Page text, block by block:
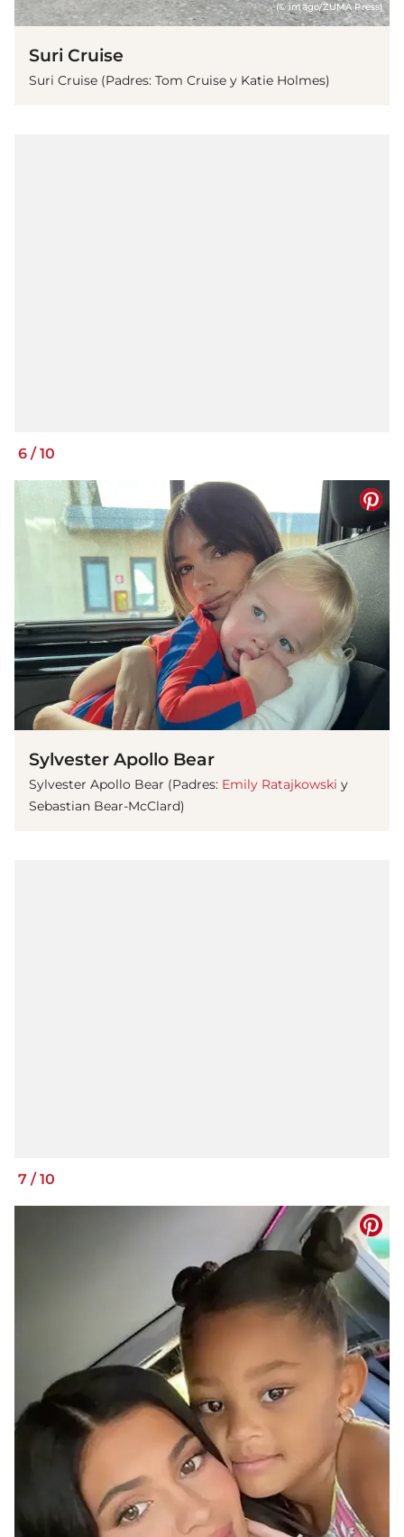
(© imago/ZUMA Press)
Suri Cruise
Suri Cruise (Padres: Tom Cruise y Katie Holmes)
6 /10
Sylvester Apollo Bear
Sylvester Apollo Bear (Padres: Emily Ratajkowski y
Sebastian Bear-McClard)
7 /10